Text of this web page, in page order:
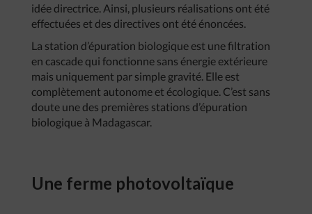
idée directrice. Ainsi, plusieurs réalisations ont été
effectuées et des directives ont été énoncées.
La station d’épuration biologique est une filtration
en cascade qui fonctionne sans énergie extérieure
mais uniquement par simple gravité. Elle est
complètement autonome et écologique. C’est sans
doute une des premières stations d’épuration
biologique à Madagascar.
Une ferme photovoltaïque